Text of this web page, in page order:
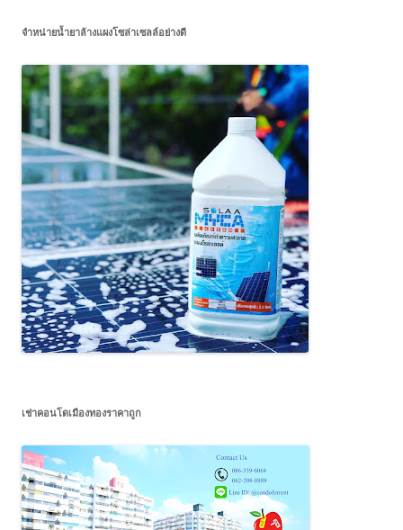
จำหน่ายน้ำยาล้างแผงโซล่าเซลล์อย่างดี
เช่าคอนโดเมืองทองราคาถูก